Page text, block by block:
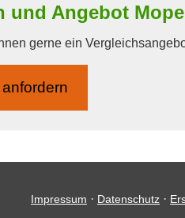
und Angebot
gerne ein
Impressum · Datenschutz ·